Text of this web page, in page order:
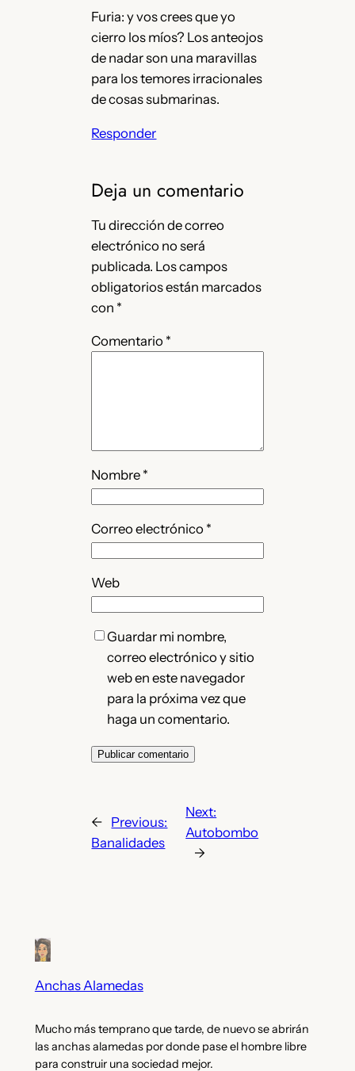
Furia: y vos crees que yo
cierro los míos? Los anteojos
de nadar son una maravillas
para los temores irracionales
de cosas submarinas.
Responder
Deja un comentario
Tu dirección de correo
electrónico no será
publicada. Los campos
obligatorios están marcados
con *
Comentario *
Nombre *
Correo electrónico *
Web
Guardar mi nombre,
correo electrónico y sitio
web en este navegador
para la próxima vez que
haga un comentario.
← Previous:
Banalidades
Next:
Autobombo
→
Anchas Alamedas
Mucho más temprano que tarde, de nuevo se abrirán
las anchas alamedas por donde pase el hombre libre
para construir una sociedad mejor.